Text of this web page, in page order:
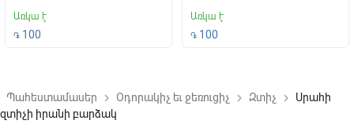
Առկա է
֏ 100
Առկա է
֏ 100
Պահեստամասեր keyboard_arrow_right Օդորակիչ եւ ջեռուցիչ keyboard_arrow_right Զտիչ keyboard_arrow_right
Սրահի
զտիչի իրանի բարձակ